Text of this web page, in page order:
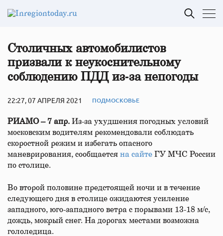
Столичных автомобилистов
призвали к неукоснительному
соблюдению ПДД из‑за непогоды
22:27, 07 АПРЕЛЯ 2021 ПОДМОСКОВЬЕ
РИАМО – 7 апр. Из-за ухудшения погодных условий
московским водителям рекомендовали соблюдать
скоростной режим и избегать опасного
маневрирования, сообщается на сайте ГУ МЧС России
по столице.
Во второй половине предстоящей ночи и в течение
следующего дня в столице ожидаются усиление
западного, юго-западного ветра с порывами 13-18 м/с,
дождь, мокрый снег. На дорогах местами возможна
гололедица.